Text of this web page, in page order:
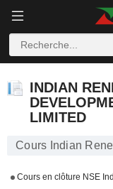
INDIAN
LIMITED
Cours Indian
Cours en clôture NSE